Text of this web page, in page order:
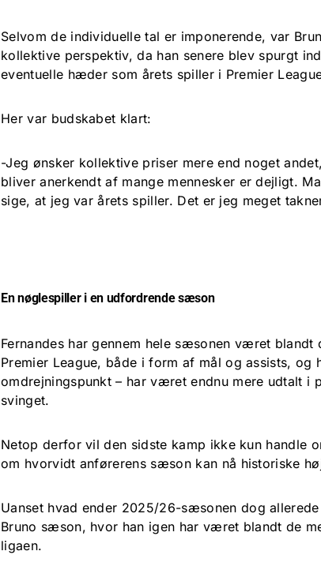
Selvom de individuelle tal er imponerende, var
kollektive perspektiv, da han senere blev spurgt
eventuelle hæder som årets spiller i Premier
Her var budskabet klart:
-Jeg ønsker kollektive priser mere end noget
bliver anerkendt af mange mennesker er dejligt.
sige, at jeg var årets spiller. Det er jeg meget
En nøglespiller i en udfordrende sæson
Fernandes har gennem hele sæsonen været
Premier League, både i form af mål og assists, og
omdrejningspunkt – har været endnu mere udtalt i
svinget.
Netop derfor vil den sidste kamp ikke kun handle
om hvorvidt anførerens sæson kan nå historiske
Uanset hvad ender 2025/26-sæsonen dog
Bruno sæson, hvor han igen har været blandt de
ligaen.